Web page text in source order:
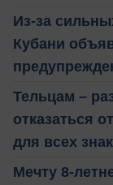
Из-за
Кубани
Тельцам –
отказаться
для всех
Мечту 8-